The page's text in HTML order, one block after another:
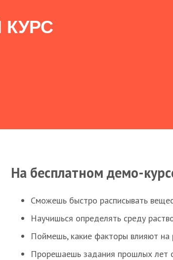
На бесплатном демо-
Сможешь быстро расписывать
Научишься определять среду
Поймешь, какие факторы влияют на
Прорешаешь задания прошлых лет